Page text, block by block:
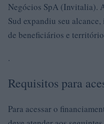
Negócios SpA (Invitalia).
Sud expandiu seu
de beneficiários e
.
Requisitos para
Para acessar o